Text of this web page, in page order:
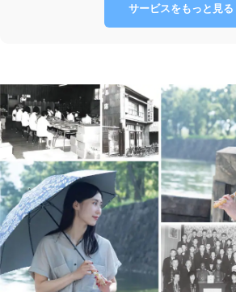
サービスをもっと見る